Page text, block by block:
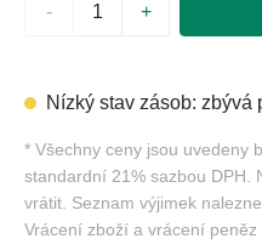
- +
Nízký stav zásob: zbývá
* Všechny ceny jsou uvedeny
standardní 21% sazbou DPH.
vrátit. Seznam výjimek
Vrácení zboží a vrácení peněz